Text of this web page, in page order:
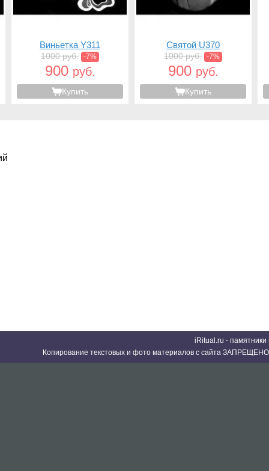
Виньетка Y311
1000 руб. -7%
900 руб.
Купить
Святой U370
1000 руб. -7%
900 руб.
Купить
iRitual.ru -
Копирование текстовых и фото материалов с сайта